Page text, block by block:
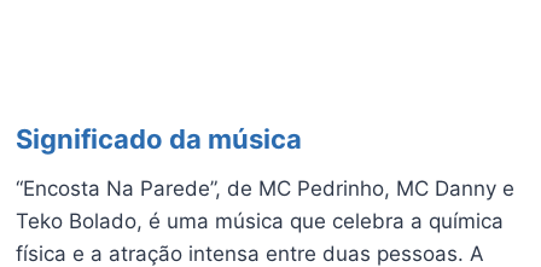
Significado da música
“Encosta Na Parede”, de MC Pedrinho, MC Danny e
Teko Bolado, é uma música que celebra a química
física e a atração intensa entre duas pessoas. A